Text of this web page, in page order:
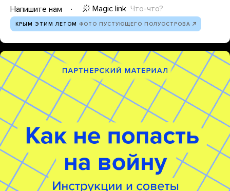
Напишите нам
Magic link Что-что?
КРЫМ ЭТИМ ЛЕТОМ ФОТО ПУСТУЮЩЕГО ПОЛУОСТРОВА